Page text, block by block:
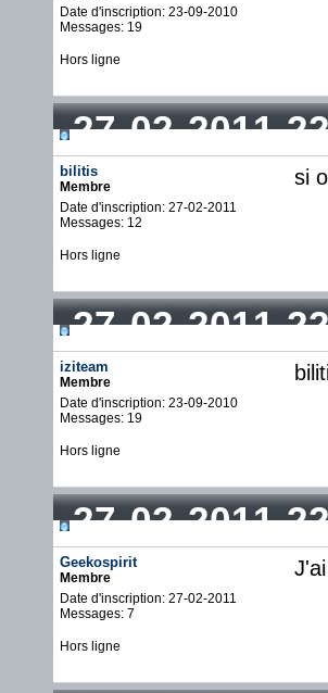
Date d'inscription: 23-09-2010
Messages: 19
Hors ligne
27-02-2011
bilitis
Membre
Date d'inscription: 27-02-2011
Messages: 12
si
Hors ligne
27-02-2011
iziteam
Membre
Date d'inscription: 23-09-2010
Messages: 19
Hors ligne
27-02-2011
Geekospirit
Membre
Date d'inscription: 27-02-2011
Messages: 7
Hors ligne